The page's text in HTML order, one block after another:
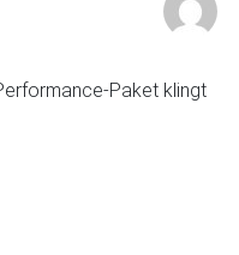
Paket klingt